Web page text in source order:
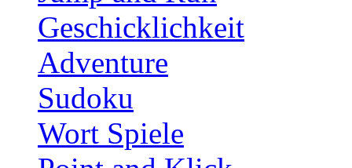
Geschicklichkeit
Adventure
Sudoku
Wort Spiele